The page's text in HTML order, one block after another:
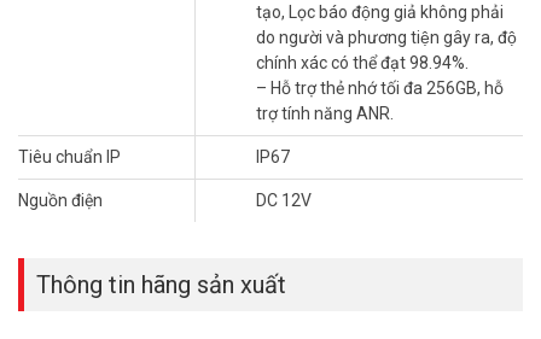
– Hỗ trợ 3D DNR, BLC, HLC, chống ngược sáng WDR 120dB.
– Tính năng thông minh: Phát hiện vượt hàng rào ảo, phát hiện
xâm nhập, phát hiện vùng đi vào, phát hiện vùng đi ra.
– Ứng dụng thuật toán Trí tuệ nhân tạo, Lọc báo động giả không
phải do người và phương tiện gây ra, độ chính xác có thể đạt
– Hỗ trợ thẻ nhớ tối đa 256GB, hỗ trợ tính năng ANR.
– Nguồn cấp: 12V DC/POE; Tiêu chuẩn IP67.
– Hỗ trợ dịch vụ HikConnect, tên miền CameraDDNS.
Video giới thiệu AcuSense HIKVISION – Bảo vệ khu vực hạn chế,
tạo, Lọc báo động giả không phải
do người và phương tiện gây ra, độ
chính xác có thể đạt 98.94%.
– Hỗ trợ thẻ nhớ tối đa 256GB, hỗ
trợ tính năng ANR.
Tiêu chuẩn IP IP67
Nguồn điện DC 12V
Thông tin hãng sản xuất